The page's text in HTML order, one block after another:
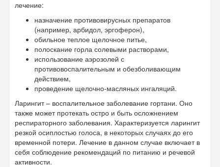
лечение:
назначение противовирусных препаратов
(например, арбидол, эргоферон),
обильное теплое щелочное питье,
полоскание горла солевыми растворами,
использование аэрозолей с
противовоспалительным и обезболивающим
действием,
проведение щелочно-масляных ингаляций.
Ларингит – воспалительное заболевание гортани. Оно
также может протекать остро и быть осложнением
респираторного заболевания. Характеризуется ларингит
резкой осиплостью голоса, в некоторых случаях до его
временной потери. Лечение в данном случае включает в
себя соблюдение рекомендаций по питанию и речевой
активности.